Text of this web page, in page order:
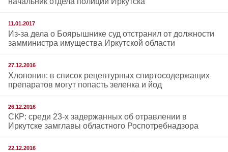
11.01.2017
Из-за дела о Боярышнике суд отстранил от должности
замминистра имущества Иркутской области
27.12.2016
Хлопонин: в список рецептурных спиртосодержащих
препаратов могут попасть зеленка и йод
26.12.2016
СКР: среди 23-х задержанных об отравлении в
Иркутске замглавы областного Роспотребнадзора
22.12.2016